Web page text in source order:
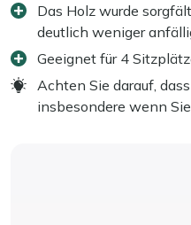
Das Holz wurde
deutlich weniger
Geeignet für 4
Achten Sie darauf,
insbesondere wenn